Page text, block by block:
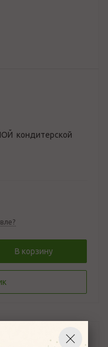
кондитерской
В корзину